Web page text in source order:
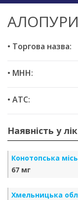
• Торгова назва:
• МНН:
• ATC:
Наявність у
Конотопська
67 мг
Хмельницька